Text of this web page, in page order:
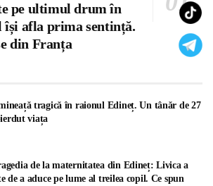
pe ultimul drum în
își afla prima sentință.
din Franța
tragică în raionul Edineț. Un tânăr de 27
viața
de la maternitatea din Edineț: Livica a
de a aduce pe lume al treilea copil. Ce spun